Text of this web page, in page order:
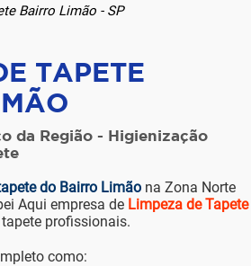
Bairro Limão - SP
TAPETE
da Região - Higienização
do Bairro Limãona Zona Norte
Aqui empresa de Limpeza de Tapete
profissionais.
como: